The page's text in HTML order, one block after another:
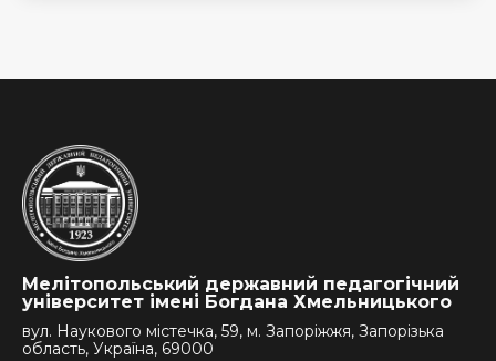
Мелітопольський державний педагогічний
університет імені Богдана Хмельницького
вул. Наукового містечка, 59, м. Запоріжжя, Запорізька
область, Україна, 69000